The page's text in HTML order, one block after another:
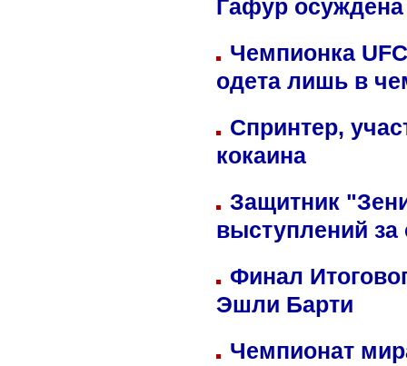
Гафур осуждена
Чемпионка
одета лишь в
Спринтер,
кокаина
Защитник
выступлений
Финал
Эшли Барти
Чемпионат